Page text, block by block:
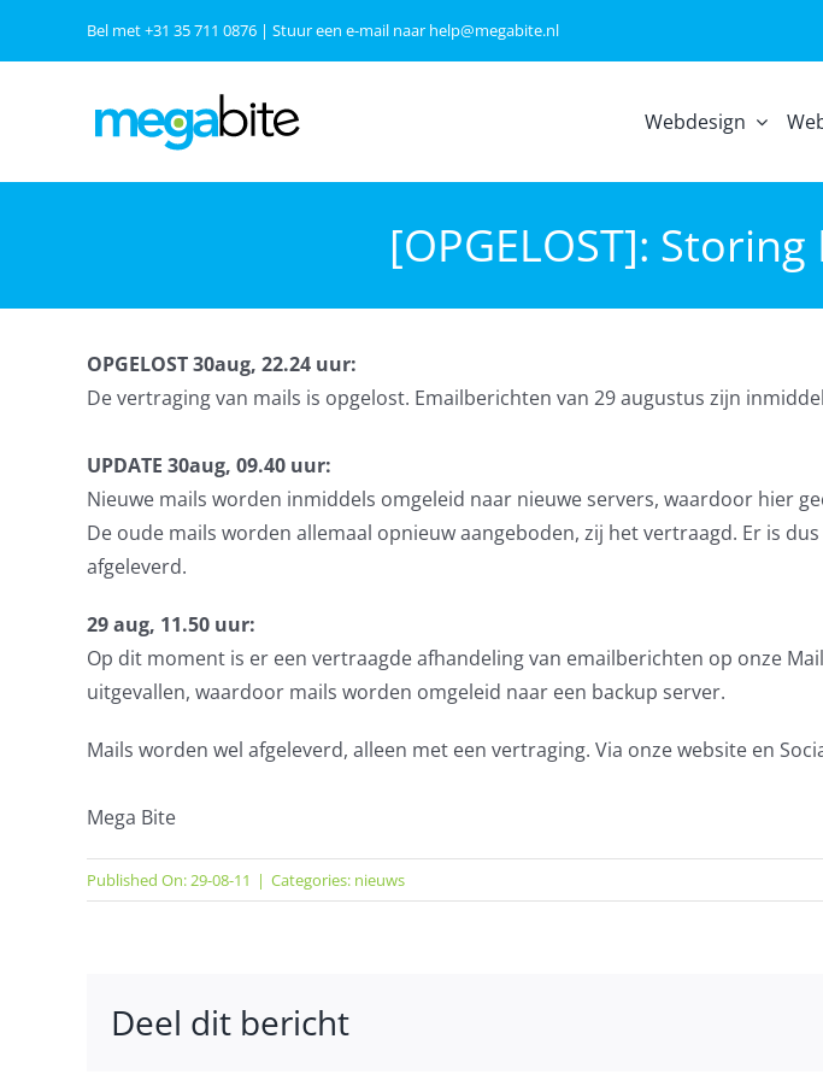
Bel met+31 35 711 0876| Stuur een e-mail naar help@megabite.nl
Webdesign
[OPGELOST]:
OPGELOST 30aug, 22.24 uur:
De vertraging van mails is opgelost. Emailberichten van 29 augustus zijn
UPDATE 30aug, 09.40 uur:
Nieuwe mails worden inmiddels omgeleid naar nieuwe servers, waardoor hier
De oude mails worden allemaal opnieuw aangeboden, zij het vertraagd. Er is
afgeleverd.
29 aug, 11.50 uur:
Op dit moment is er een vertraagde afhandeling van emailberichten op onze
uitgevallen, waardoor mails worden omgeleid naar een backup server.
Mails worden wel afgeleverd, alleen met een vertraging. Via onze website en
Mega Bite
Published On: 29-08-11 | Categories: nieuws
Deel dit bericht